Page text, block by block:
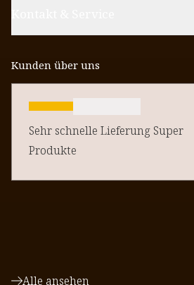
Kunden über uns
Sehr schnelle Lieferung Super
Produkte
Alle ansehen